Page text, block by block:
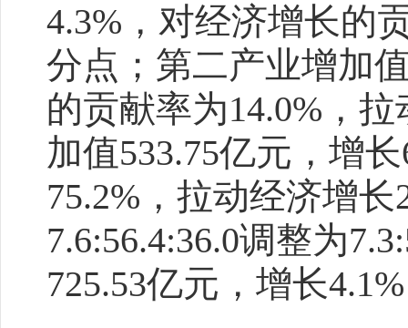
4.3%，对经济增长的
分点；第二产业增加
的贡献率为14.0%，
加值533.75亿元，增
75.2%，拉动经济增
7.6:56.4:36.0调整为
725.53亿元，增长